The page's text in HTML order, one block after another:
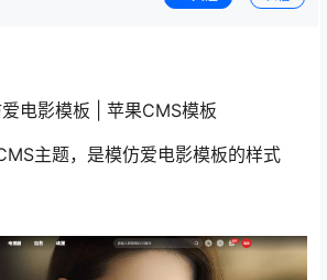
电影模板 | 苹果CMS模板
主题，是模仿爱电影模板的样式